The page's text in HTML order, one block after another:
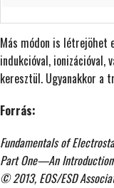
Más módon is létrejöhet
indukcióval,
keresztül. Ugyanakkor a
Forrás:
Fundamentals of
Part One—An Introduction
© 2013, EOS/ESD